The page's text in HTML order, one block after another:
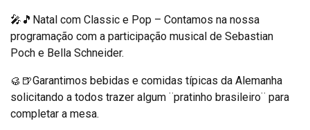
🎤🎵Natal com Classic e Pop – Contamos na nossa
programação com a participação musical de Sebastian
Poch e Bella Schneider.
🥮🍺Garantimos bebidas e comidas típicas da Alemanha
solicitando a todos trazer algum ¨pratinho brasileiro¨ para
completar a mesa.